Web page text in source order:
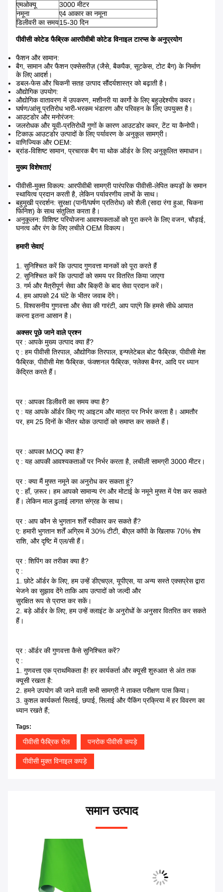
एमओक्यू
3000 मीटर
नमूना
ए4 आकार का नमूना
डिलीवरी का समय15-30 दिन
पीवीसी कोटेड फैब्रिक आरपीवीबी कोटेड विनाइल टारप्स के अनुप्रयोग
फैशन और सामान:
बैग, सामान और फैशन एक्सेसरीज़ (जैसे, बैकपैक, सूटकेस, टोट बैग) के निर्माण
के लिए आदर्श।
डबल-फेस और चिकनी सतह उत्पाद सौंदर्यशास्त्र को बढ़ाती है।
औद्योगिक उपयोग:
औद्योगिक वातावरण में उपकरण, मशीनरी या कार्गो के लिए बहुउद्देश्यीय कवर।
घर्षण/आंसू प्रतिरोध भारी-भरकम भंडारण और परिवहन के लिए उपयुक्त है।
आउटडोर और मनोरंजन:
जलरोधक और यूवी-प्रतिरोधी गुणों के कारण आउटडोर कवर, टेंट या कैनोपी।
टिकाऊ आउटडोर उत्पादों के लिए पर्यावरण के अनुकूल सामग्री।
वाणिज्यिक और OEM:
ब्रांड-विशिष्ट सामान, प्रचारक बैग या थोक ऑर्डर के लिए अनुकूलित समाधान।
मुख्य विशेषताएं
पीवीसी-मुक्त विकल्प: आरपीवीबी सामग्री पारंपरिक पीवीसी-लेपित कपड़ों के समान
स्थायित्व प्रदान करती है, लेकिन पर्यावरणीय लाभों के साथ।
बहुमुखी प्रदर्शन: सुरक्षा (पानी/घर्षण प्रतिरोध) को शैली (सादा रंगा हुआ, चिकना
फिनिश) के साथ संतुलित करता है।
अनुकूलन: विशिष्ट परियोजना आवश्यकताओं को पूरा करने के लिए वजन, चौड़ाई,
घनत्व और रंग के लिए लचीले OEM विकल्प।
हमारी सेवाएं
1. सुनिश्चित करें कि उत्पाद गुणवत्ता मानकों को पूरा करते हैं
2. सुनिश्चित करें कि उत्पादों को समय पर वितरित किया जाएगा
3. गर्म और मैत्रीपूर्ण सेवा और बिक्री के बाद सेवा प्रदान करें।
4. हम आपको 24 घंटे के भीतर जवाब देंगे।
5. विश्वसनीय गुणवत्ता और सेवा की गारंटी, आप पाएंगे कि हमसे सीधे आयात
करना इतना आसान है।
अक्सर पूछे जाने वाले प्रश्न
प्र : आपके मुख्य उत्पाद क्या हैं?
ए : हम पीवीसी तिरपाल, औद्योगिक तिरपाल, इन्फ्लेटेबल बोट फैब्रिक, पीवीसी मेश
फैब्रिक, पीवीसी मेश फैब्रिक, फंक्शनल फैब्रिक, फ्लेक्स बैनर, आदि पर ध्यान
केंद्रित करते हैं।
प्र : आपका डिलीवरी का समय क्या है?
ए : यह आपके ऑर्डर किए गए आइटम और मात्रा पर निर्भर करता है। आमतौर
पर, हम 25 दिनों के भीतर थोक उत्पादों को समाप्त कर सकते हैं।
प्र : आपका MOQ क्या है?
ए : यह आपकी आवश्यकताओं पर निर्भर करता है, लचीली सामग्री 3000 मीटर।
प्र : क्या मैं मुफ्त नमूने का अनुरोध कर सकता हूं?
ए : हाँ, ज़रूर। हम आपको सामान्य रंग और मोटाई के नमूने मुफ्त में पेश कर सकते
हैं। लेकिन माल ढुलाई लागत संग्रह के साथ।
प्र : आप कौन से भुगतान शर्तें स्वीकार कर सकते हैं?
ए: हमारी भुगतान शर्तें अग्रिम में 30% टीटी, बीएल कॉपी के खिलाफ 70% शेष
राशि, और दृष्टि में एल/सी हैं।
प्र : शिपिंग का तरीका क्या है?
ए :
1. छोटे ऑर्डर के लिए, हम उन्हें डीएचएल, यूपीएस, या अन्य सस्ते एक्सप्रेस द्वारा
भेजने का सुझाव देंगे ताकि आप उत्पादों को जल्दी और
सुरक्षित रूप से प्राप्त कर सकें।
2. बड़े ऑर्डर के लिए, हम उन्हें क्लाइंट के अनुरोधों के अनुसार वितरित कर सकते
हैं।
प्र : ऑर्डर की गुणवत्ता कैसे सुनिश्चित करें?
ए :
1. गुणवत्ता एक प्राथमिकता है! हर कार्यकर्ता और क्यूसी शुरुआत से अंत तक
क्यूसी रखता है:
2. हमने उपयोग की जाने वाली सभी सामग्री ने ताकत परीक्षण पास किया।
3. कुशल कार्यकर्ता सिलाई, छपाई, सिलाई और पैकिंग प्रक्रिया में हर विवरण का
ध्यान रखते हैं;
Tags:
पीवीसी फैब्रिक रोल पनरोक पीवीसी कपड़े
पीवीसी मुक्त विनाइल कपड़े
समान उत्पाद